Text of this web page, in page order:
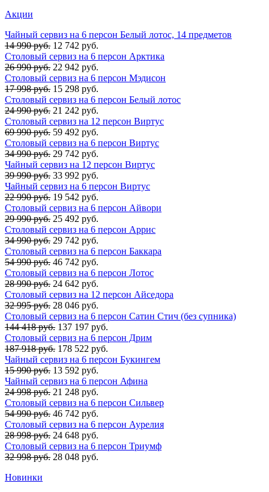
Акции
Чайный сервиз на 6 персон Белый лотос, 14 предметов
14 990 руб. 12 742 руб.
Столовый сервиз на 6 персон Арктика
26 990 руб. 22 942 руб.
Столовый сервиз на 6 персон Мэдисон
17 998 руб. 15 298 руб.
Столовый сервиз на 6 персон Белый лотос
24 990 руб. 21 242 руб.
Столовый сервиз на 12 персон Виртус
69 990 руб. 59 492 руб.
Столовый сервиз на 6 персон Виртус
34 990 руб. 29 742 руб.
Чайный сервиз на 12 персон Виртус
39 990 руб. 33 992 руб.
Чайный сервиз на 6 персон Виртус
22 990 руб. 19 542 руб.
Столовый сервиз на 6 персон Айвори
29 990 руб. 25 492 руб.
Столовый сервиз на 6 персон Аррис
34 990 руб. 29 742 руб.
Столовый сервиз на 6 персон Баккара
54 990 руб. 46 742 руб.
Столовый сервиз на 6 персон Лотос
28 990 руб. 24 642 руб.
Столовый сервиз на 12 персон Айседора
32 995 руб. 28 046 руб.
Столовый сервиз на 6 персон Сатин Стич (без супника)
144 418 руб. 137 197 руб.
Столовый сервиз на 6 персон Дрим
187 918 руб. 178 522 руб.
Чайный сервиз на 6 персон Букингем
15 990 руб. 13 592 руб.
Чайный сервиз на 6 персон Афина
24 998 руб. 21 248 руб.
Столовый сервиз на 6 персон Сильвер
54 990 руб. 46 742 руб.
Столовый сервиз на 6 персон Аурелия
28 998 руб. 24 648 руб.
Столовый сервиз на 6 персон Триумф
32 998 руб. 28 048 руб.
Новинки